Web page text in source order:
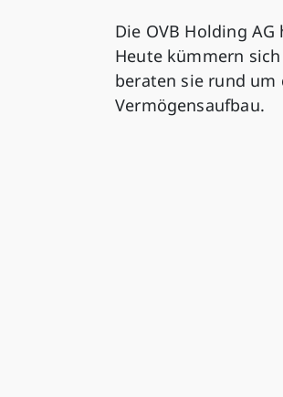
Die OVB Holding
Heute kümmern
beraten sie rund um
Vermögensaufbau.